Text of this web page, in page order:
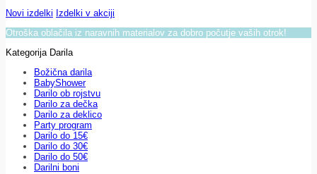
Novi izdelki Izdelki v akciji
Otroška oblačila iz naravnih materialov za dobro počutje vaših otrok!
Kategorija Darila
Božična darila
BabyShower
Darilo ob rojstvu
Darilo za dečka
Darilo za deklico
Party program
Darilo do 15€
Darilo do 30€
Darilo do 50€
Darilni boni